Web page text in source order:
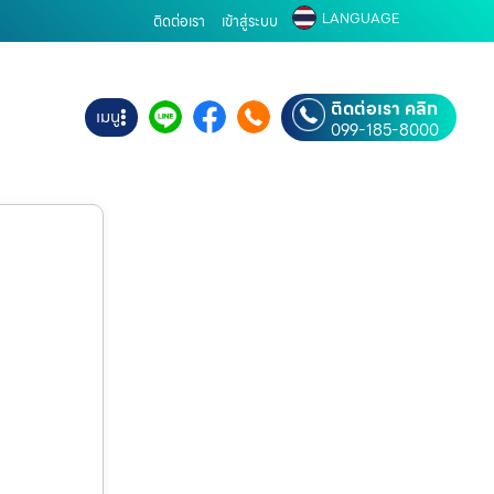
ติดต่อเรา เข้าสู่ระบบ LANGUAGE
เมนู ติดต่อเรา คลิก
099-185-8000